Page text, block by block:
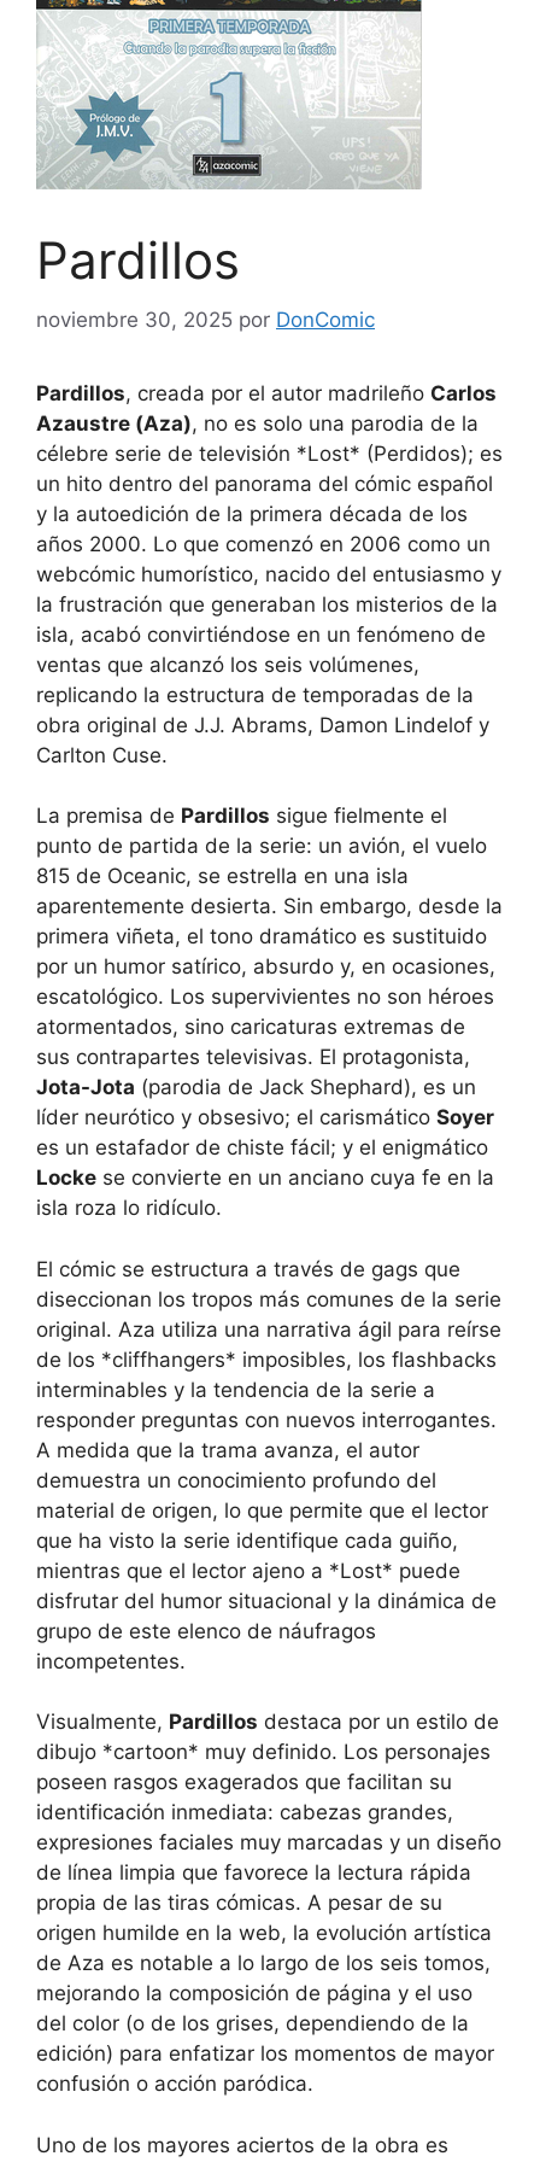
Pardillos
noviembre 30, 2025 por DonComic
Pardillos, creada por el autor madrileño Carlos
Azaustre (Aza), no es solo una parodia de la
célebre serie de televisión *Lost* (Perdidos); es
un hito dentro del panorama del cómic español
y la autoedición de la primera década de los
años 2000. Lo que comenzó en 2006 como un
webcómic humorístico, nacido del entusiasmo y
la frustración que generaban los misterios de la
isla, acabó convirtiéndose en un fenómeno de
ventas que alcanzó los seis volúmenes,
replicando la estructura de temporadas de la
obra original de J.J. Abrams, Damon Lindelof y
Carlton Cuse.
La premisa de Pardillos sigue fielmente el
punto de partida de la serie: un avión, el vuelo
815 de Oceanic, se estrella en una isla
aparentemente desierta. Sin embargo, desde la
primera viñeta, el tono dramático es sustituido
por un humor satírico, absurdo y, en ocasiones,
escatológico. Los supervivientes no son héroes
atormentados, sino caricaturas extremas de
sus contrapartes televisivas. El protagonista,
Jota-Jota (parodia de Jack Shephard), es un
líder neurótico y obsesivo; el carismático Soyer
es un estafador de chiste fácil; y el enigmático
Locke se convierte en un anciano cuya fe en la
isla roza lo ridículo.
El cómic se estructura a través de gags que
diseccionan los tropos más comunes de la serie
original. Aza utiliza una narrativa ágil para reírse
de los *cliffhangers* imposibles, los flashbacks
interminables y la tendencia de la serie a
responder preguntas con nuevos interrogantes.
A medida que la trama avanza, el autor
demuestra un conocimiento profundo del
material de origen, lo que permite que el lector
que ha visto la serie identifique cada guiño,
mientras que el lector ajeno a *Lost* puede
disfrutar del humor situacional y la dinámica de
grupo de este elenco de náufragos
incompetentes.
Visualmente, Pardillos destaca por un estilo de
dibujo *cartoon* muy definido. Los personajes
poseen rasgos exagerados que facilitan su
identificación inmediata: cabezas grandes,
expresiones faciales muy marcadas y un diseño
de línea limpia que favorece la lectura rápida
propia de las tiras cómicas. A pesar de su
origen humilde en la web, la evolución artística
de Aza es notable a lo largo de los seis tomos,
mejorando la composición de página y el uso
del color (o de los grises, dependiendo de la
edición) para enfatizar los momentos de mayor
confusión o acción paródica.
Uno de los mayores aciertos de la obra es